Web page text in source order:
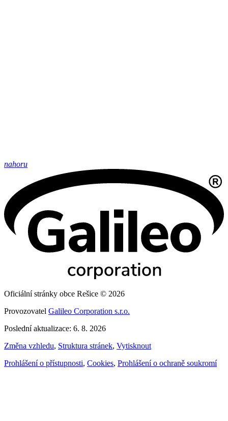
nahoru
Oficiální stránky obce Rešice © 2026
Provozovatel Galileo Corporation s.r.o.
Poslední aktualizace: 6. 8. 2026
Změna vzhledu, Struktura stránek, Vytisknout
Prohlášení o přístupnosti, Cookies, Prohlášení o ochraně soukromí